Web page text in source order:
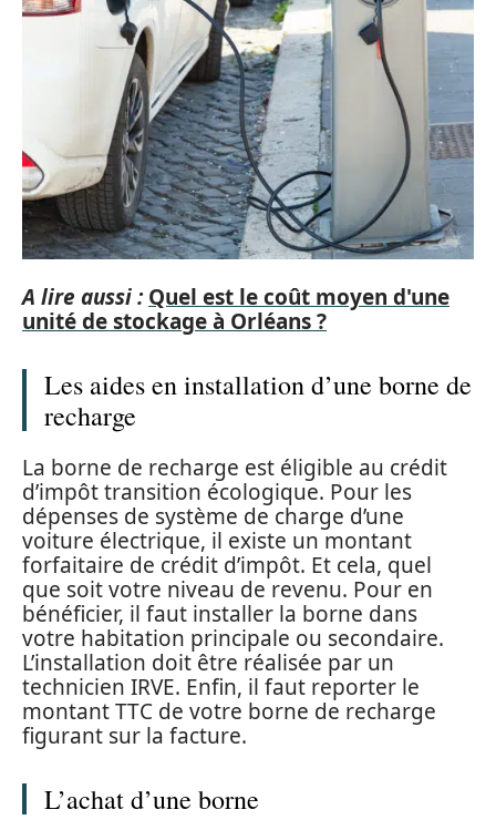
A lire aussi : Quel est le coût moyen d'une
unité de stockage à Orléans ?
Les aides en installation d’une borne de
recharge
La borne de recharge est éligible au crédit
d’impôt transition écologique. Pour les
dépenses de système de charge d’une
voiture électrique, il existe un montant
forfaitaire de crédit d’impôt. Et cela, quel
que soit votre niveau de revenu. Pour en
bénéficier, il faut installer la borne dans
votre habitation principale ou secondaire.
L’installation doit être réalisée par un
technicien IRVE. Enfin, il faut reporter le
montant TTC de votre borne de recharge
figurant sur la facture.
L’achat d’une borne